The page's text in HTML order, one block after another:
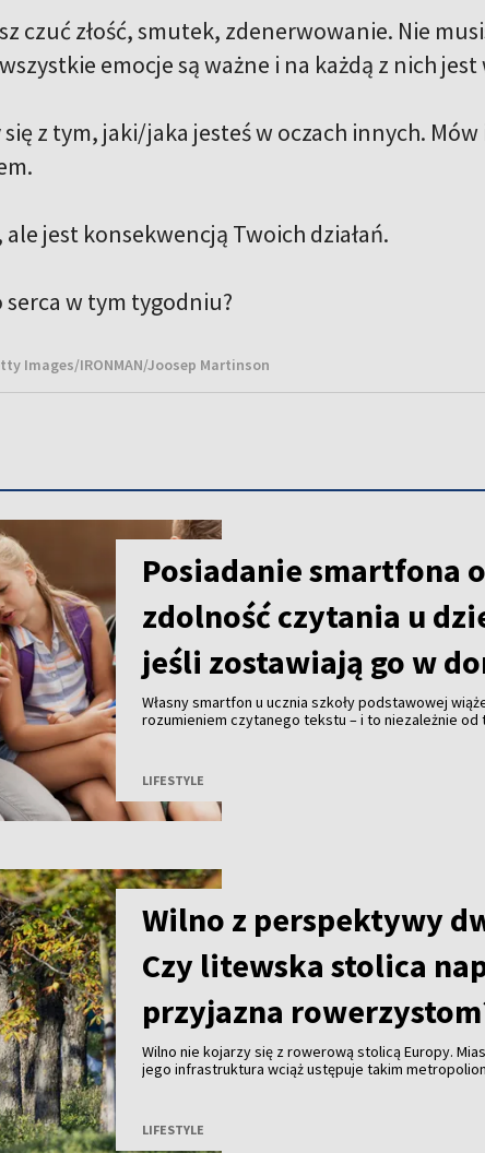
czuć złość, smutek, zdenerwowanie. Nie
emocje są ważne i na każdą z nich jest
z tym, jaki/jaka jesteś w oczach innych. Mów
jest konsekwencją Twoich działań.
serca w tym tygodniu?
Images/IRONMAN/Joosep Martinson
Posiadanie smartfona
zdolność czytania u
jeśli zostawiają go w
Własny smartfon u ucznia szkoły podstawowej
rozumieniem czytanego tekstu – i to niezależnie od
czasopismo naukowe „Behavioral Sciences”.
LIFESTYLE
Wilno z perspektywy
Czy litewska stolica
przyjazna
Wilno nie kojarzy się z rowerową stolicą Europy.
jego infrastruktura wciąż ustępuje takim
ścieżki prowadzące wzdłuż Wilii i możliwość
lasów oraz nad jeziora. To właśnie ta bliskość natury
LIFESTYLE